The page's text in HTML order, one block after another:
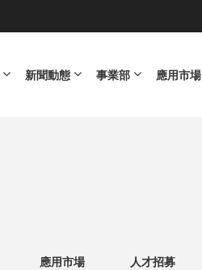
新聞動態 事業部 應用市場
應用市場 人才招募